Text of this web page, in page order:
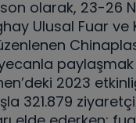
olarak, 23-26
Ulusal Fuar ve
2023
321.879